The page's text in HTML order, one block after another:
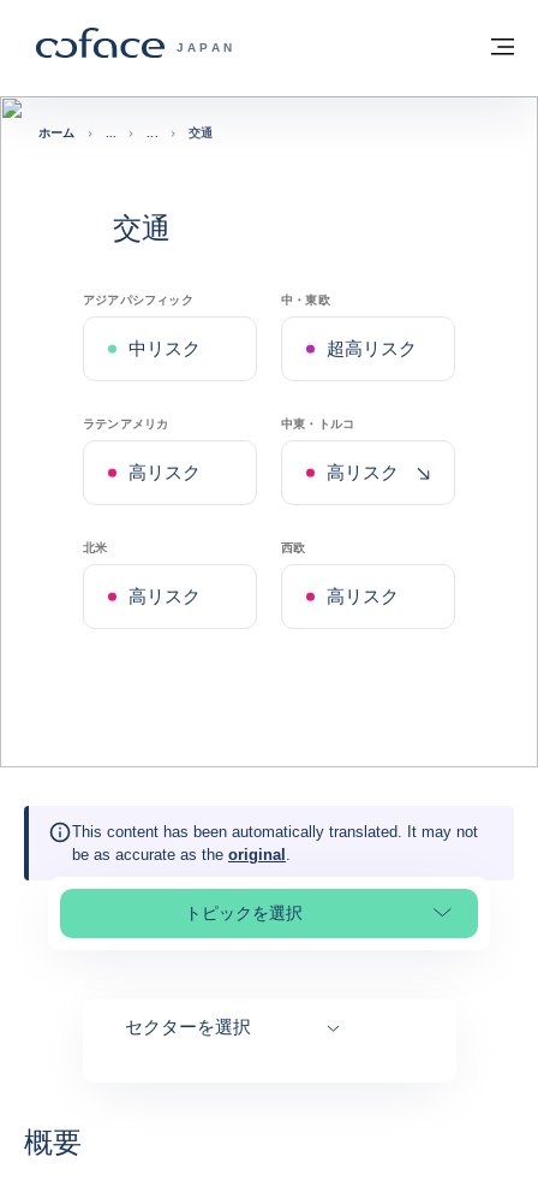
COFACE FOR TRADE - HOMEPAGE
JAPAN
ホームに戻る
ホーム 交通
交通
アジアパシフィック
中リスク
中・東欧
超高リスク
ラテンアメリカ
高リスク
中東・トルコ
高リスク 最近の退歩
北米
高リスク
西欧
高リスク
This content has been automatically translated. It may not
be as accurate as the original .
トピックを選択
Select page section
セクターを選択
概要